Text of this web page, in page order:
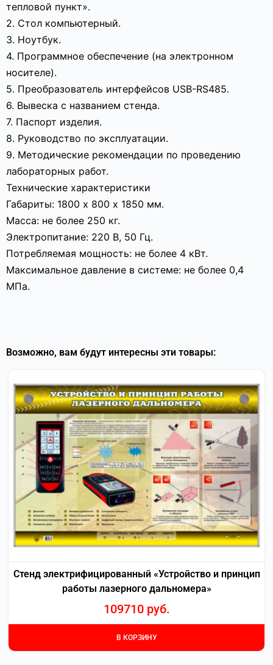
тепловой пункт».
2. Стол компьютерный.
3. Ноутбук.
4. Программное обеспечение (на электронном
носителе).
5. Преобразователь интерфейсов USB-RS485.
6. Вывеска с названием стенда.
7. Паспорт изделия.
8. Руководство по эксплуатации.
9. Методические рекомендации по проведению
лабораторных работ.
Технические характеристики
Габариты: 1800 х 800 х 1850 мм.
Масса: не более 250 кг.
Электропитание: 220 В, 50 Гц.
Потребляемая мощность: не более 4 кВт.
Максимальное давление в системе: не более 0,4
МПа.
Возможно, вам будут интересны эти товары:
Стенд электрифицированный «Устройство и принцип
работы лазерного дальномера»
109710 руб.
В КОРЗИНУ